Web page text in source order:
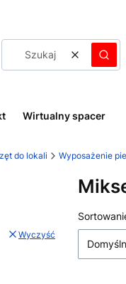
Wyczyść
Wirtualny spacer
do lokali Wyposażenie
Wyczyść
Lista